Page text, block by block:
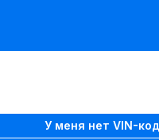
VIN-код
У меня нет VIN-